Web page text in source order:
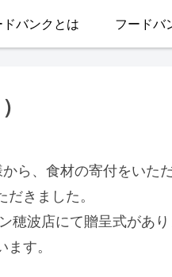
バンクとは フードバ
ら、食材の寄付をいただ
きました。
波店にて贈呈式があり
す。